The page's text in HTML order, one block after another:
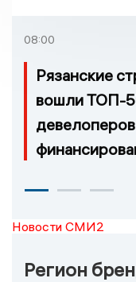
08:00
Рязанские
вошли ТОП-
Новости СМИ2
Регион